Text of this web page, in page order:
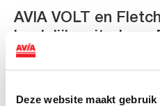
Deze website maakt
AVIA VOLT en
van DC-